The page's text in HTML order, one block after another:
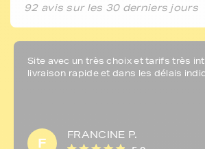
92 avis sur les 30 derniers jours
Site avec un très choix et tarifs très
livraison rapide et dans les délais
F
FRANCINE P.